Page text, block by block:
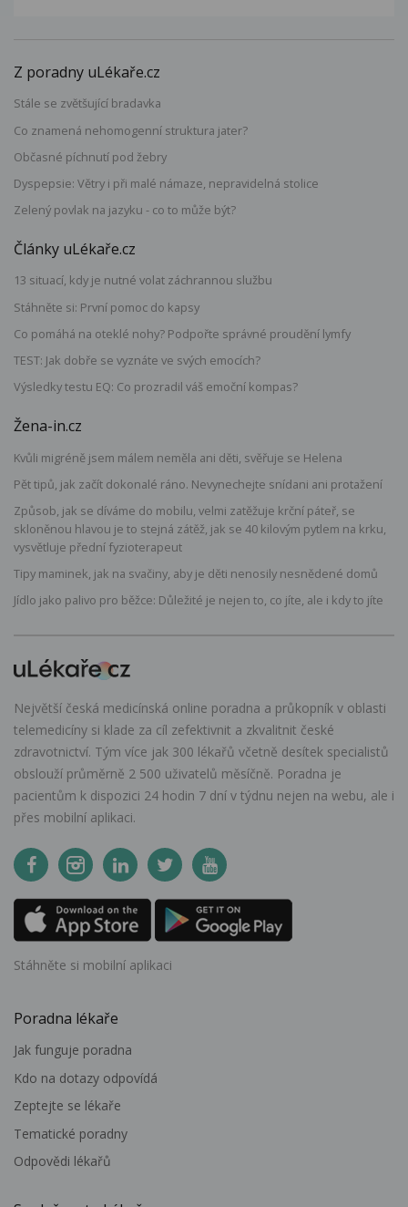
Z poradny uLékaře.cz
Stále se zvětšující bradavka
Co znamená nehomogenní struktura jater?
Občasné píchnutí pod žebry
Dyspepsie: Větry i při malé námaze, nepravidelná stolice
Zelený povlak na jazyku - co to může být?
Články uLékaře.cz
13 situací, kdy je nutné volat záchrannou službu
Stáhněte si: První pomoc do kapsy
Co pomáhá na oteklé nohy? Podpořte správné proudění lymfy
TEST: Jak dobře se vyznáte ve svých emocích?
Výsledky testu EQ: Co prozradil váš emoční kompas?
Žena-in.cz
Kvůli migréně jsem málem neměla ani děti, svěřuje se Helena
Pět tipů, jak začít dokonalé ráno. Nevynechejte snídani ani protažení
Způsob, jak se díváme do mobilu, velmi zatěžuje krční páteř, se
skloněnou hlavou je to stejná zátěž, jak se 40 kilovým pytlem na krku,
vysvětluje přední fyzioterapeut
Tipy maminek, jak na svačiny, aby je děti nenosily nesnědené domů
Jídlo jako palivo pro běžce: Důležité je nejen to, co jíte, ale i kdy to jíte
Největší česká medicínská online poradna a průkopník v oblasti
telemedicíny si klade za cíl zefektivnit a zkvalitnit české
zdravotnictví. Tým více jak 300 lékařů včetně desítek specialistů
obslouží průměrně 2 500 uživatelů měsíčně. Poradna je
pacientům k dispozici 24 hodin 7 dní v týdnu nejen na webu, ale i
přes mobilní aplikaci.
Stáhněte si mobilní aplikaci
Poradna lékaře
Jak funguje poradna
Kdo na dotazy odpovídá
Zeptejte se lékaře
Tematické poradny
Odpovědi lékařů